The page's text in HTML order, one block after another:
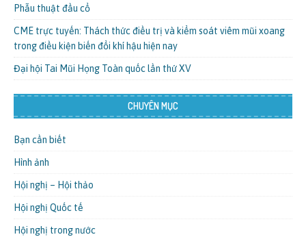
Phẫu thuật đầu cổ
CME trực tuyến: Thách thức điều trị và kiểm soát viêm mũi xoang
trong điều kiện biến đổi khí hậu hiện nay
Đại hội Tai Mũi Họng Toàn quốc lần thứ XV
CHUYÊN MỤC
Bạn cần biết
Hình ảnh
Hội nghị – Hội thảo
Hội nghị Quốc tế
Hội nghị trong nước